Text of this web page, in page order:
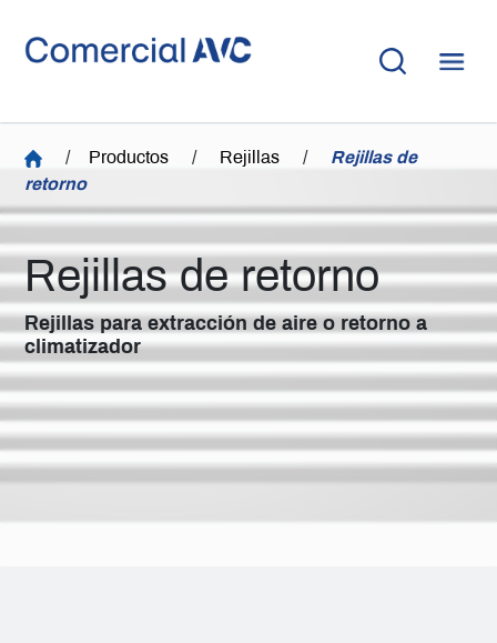
/ Productos / Rejillas /
Rejillas de
retorno
Rejillas de retorno
Rejillas para extracción de aire o retorno a
climatizador